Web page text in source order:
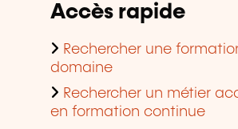
Accès rapide
Rechercher une
domaine
Rechercher un métier
en formation continue